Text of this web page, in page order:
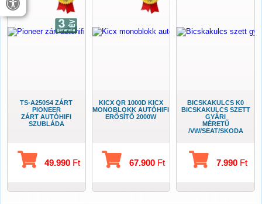
TS-A250S4 ZÁRT
PIONEER
ZÁRT AUTÓHIFI
SZUBLÁDA
49.990 Ft
KICX QR 1000D KICX
MONOBLOKK AUTÓHIFI
ERŐSÍTŐ 2000W
67.900Ft
BICSKAKULCS K0
BICSKAKULCS SZETT
GYÁRI
MÉRETŰ
/VW/SEAT/SKODA
7.990Ft